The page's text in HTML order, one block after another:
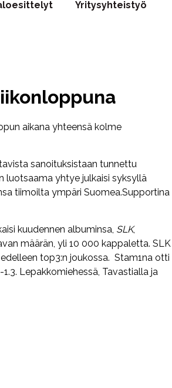
Yritysyhteistyö
aikana yhteensä kolme
sanoituksistaan tunnettu
luotsaama yhtye julkaisi syksyllä
tiimoilta ympäri Suomea.Supportina
kuudennen albuminsa, SLK,
määrän, yli 10 000 kappaletta. SLK
top3:n joukossa. Stam1na otti
Lepakkomiehessä, Tavastialla ja